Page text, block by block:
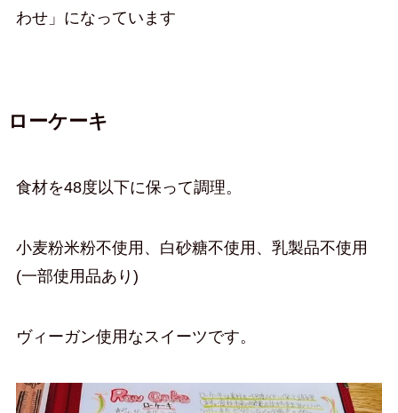
わせ」になっています
ローケーキ
食材を48度以下に保って調理。
小麦粉米粉不使用、白砂糖不使用、乳製品不使用
(一部使用品あり)
ヴィーガン使用なスイーツです。